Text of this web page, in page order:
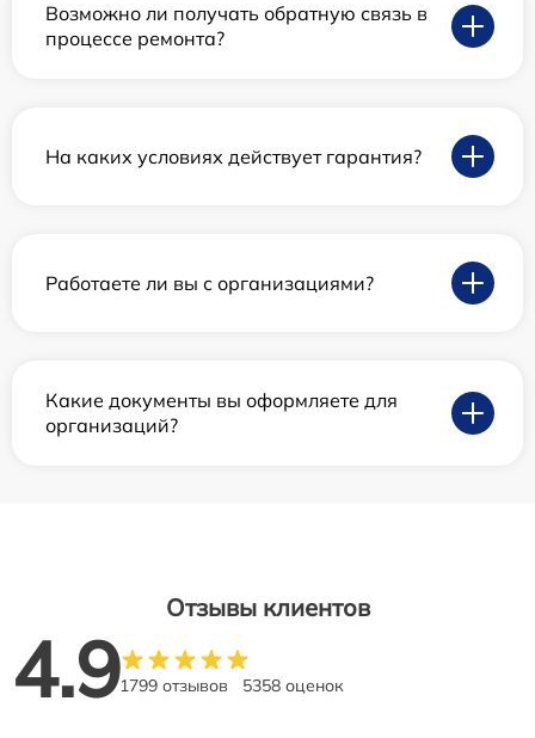
Возможно ли получать обратную связь в
процессе ремонта?
На каких условиях действует гарантия?
Работаете ли вы с организациями?
Какие документы вы оформляете для
организаций?
Отзывы клиентов
4.91799 отзывов 5358 оценок